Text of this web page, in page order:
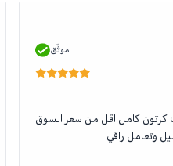
موثّق
كرتون كامل اقل من سعر السوق
وتعامل راقي